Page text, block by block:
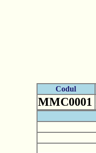
Codul
MMC0001